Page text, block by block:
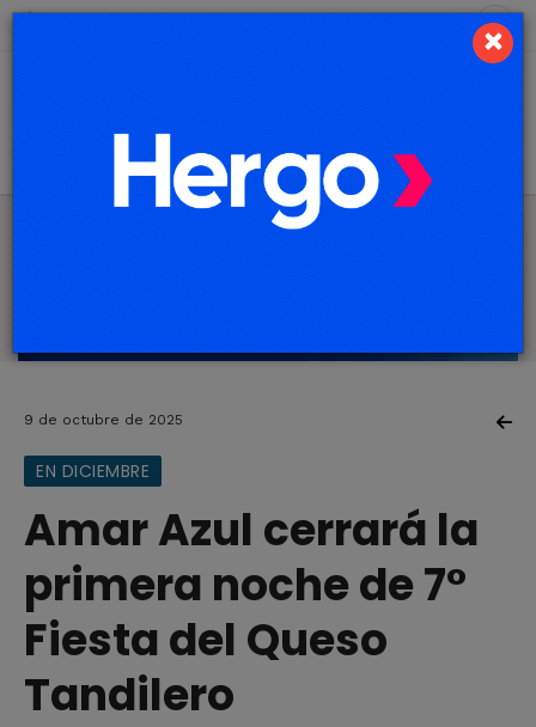
9 de octubre de 2025
EN DICIEMBRE
Amar Azul cerrará la
primera noche de 7°
Fiesta del Queso
Tandilero
×